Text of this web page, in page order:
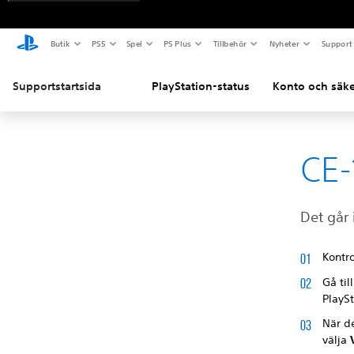
Butik PS5 Spel PS Plus Tillbehör Nyheter Support
Supportstartsida PlayStation-status Konto och
Det
Gå
När
välja